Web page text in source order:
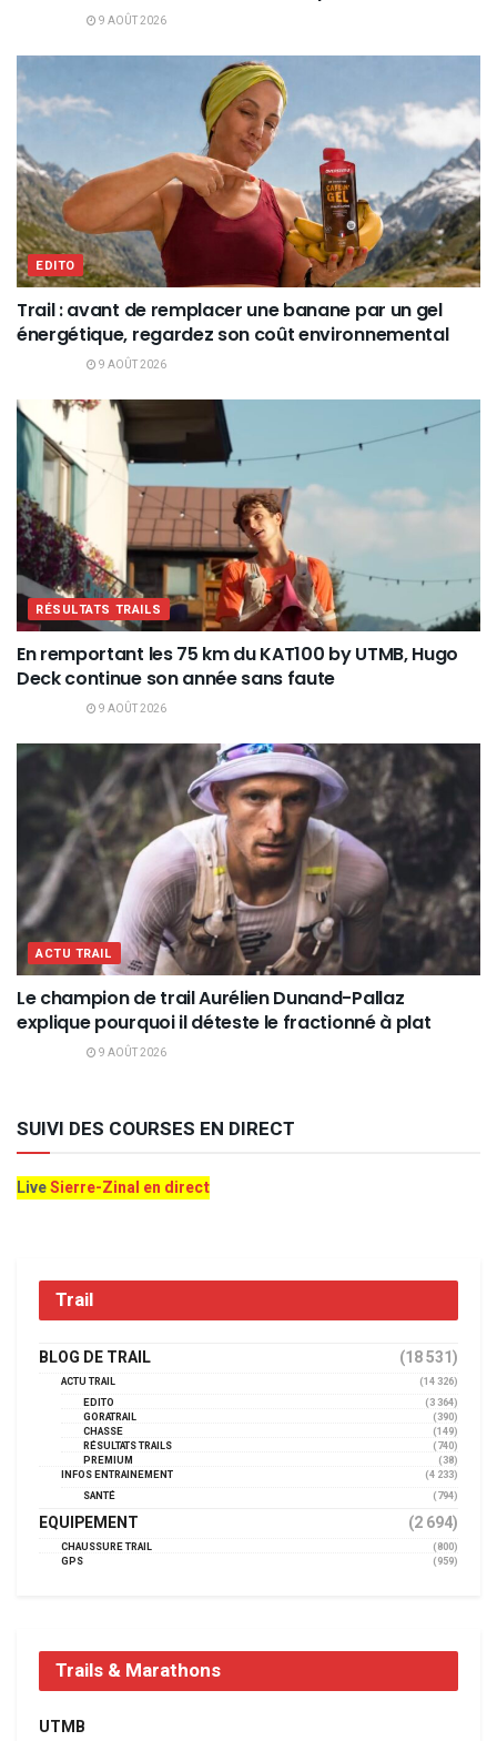
9 AOÛT 2026
EDITO
Trail : avant de remplacer une banane par un gel
énergétique, regardez son coût environnemental
9 AOÛT 2026
RÉSULTATS TRAILS
En remportant les 75 km du KAT100 by UTMB, Hugo
Deck continue son année sans faute
9 AOÛT 2026
ACTU TRAIL
Le champion de trail Aurélien Dunand-Pallaz
explique pourquoi il déteste le fractionné à plat
9 AOÛT 2026
SUIVI DES COURSES EN DIRECT
LiveSierre-Zinal en direct
Trail
BLOG DE TRAIL (18 531)
ACTU TRAIL
(14 326)
EDITO
(3 364)
GORATRAIL
(390)
CHASSE
(149)
RÉSULTATS TRAILS
(740)
PREMIUM
(38)
INFOS ENTRAINEMENT
(4 233)
SANTÉ
(794)
EQUIPEMENT (2 694)
CHAUSSURE TRAIL
(800)
GPS
(959)
Trails & Marathons
UTMB